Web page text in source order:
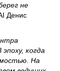
не
Денис
когда
На